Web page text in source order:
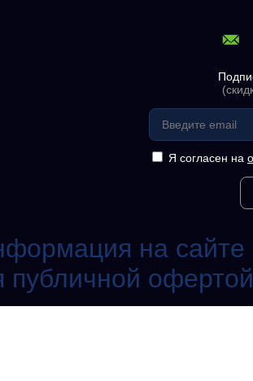
Я согласен на
на сайте
публичной